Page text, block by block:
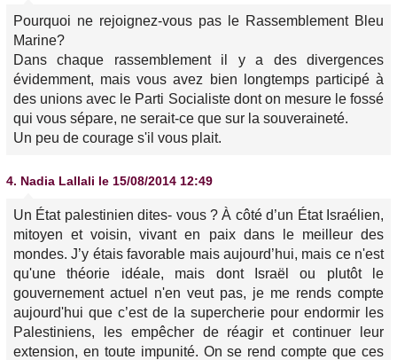
Pourquoi ne rejoignez-vous pas le Rassemblement Bleu
Marine?
Dans chaque rassemblement il y a des divergences
évidemment, mais vous avez bien longtemps participé à
des unions avec le Parti Socialiste dont on mesure le fossé
qui vous sépare, ne serait-ce que sur la souveraineté.
Un peu de courage s'il vous plait.
4. Nadia Lallali le 15/08/2014 12:49
Un État palestinien dites- vous ? À côté d’un État Israélien,
mitoyen et voisin, vivant en paix dans le meilleur des
mondes. J’y étais favorable mais aujourd’hui, mais ce n'est
qu'une théorie idéale, mais dont Israël ou plutôt le
gouvernement actuel n'en veut pas, je me rends compte
aujourd'hui que c’est de la supercherie pour endormir les
Palestiniens, les empêcher de réagir et continuer leur
extension, en toute impunité. On se rend compte que ces